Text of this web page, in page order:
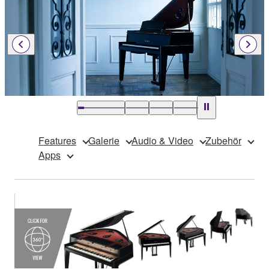
Features Galerie Audio & Video
Zubehör
Apps